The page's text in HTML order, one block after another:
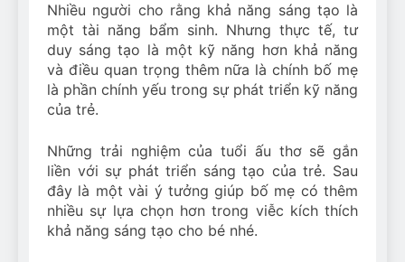
Nhiều người cho rằng khả năng sáng tạo là
một tài năng bẩm sinh. Nhưng thực tế, tư
duy sáng tạo là một kỹ năng hơn khả năng
và điều quan trọng thêm nữa là chính bố mẹ
là phần chính yếu trong sự phát triển kỹ năng
của trẻ.
Những trải nghiệm của tuổi ấu thơ sẽ gắn
liền với sự phát triển sáng tạo của trẻ. Sau
đây là một vài ý tưởng giúp bố mẹ có thêm
nhiều sự lựa chọn hơn trong viễc kích thích
khả năng sáng tạo cho bé nhé.